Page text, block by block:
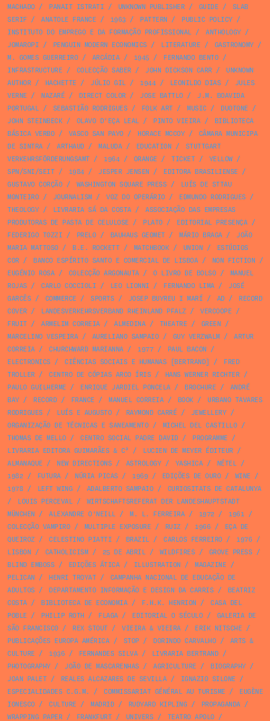
MACHADO/ PANAIT ISTRATI / UNKNOWN PUBLISHER/ GUIDE /
SLAB
SERIF / ANATOLE FRANCE / 1963 / PATTERN / PUBLIC POLICY/
INSTITUTO DO EMPREGO E DA FORMAÇÃO PROFISSIONAL/ ANTHOLOGY/
JOMAROPI / PENGUIN MODERN ECONOMICS / LITERATURE / GASTRONOMY/
M. GOMES GUERREIRO/ ARCÁDIA/ 1945 / FERNANDO BENTO/
INFRASTRUCTURE / COLECÇÃO SABER/ JOHN DICKSON CARR/
UNKNOWN
AUTHOR/ HACHETTE / JÚLIO GIL/ 1944/ LEONILDO DIAS /
JULES
VERNE / NAZARÉ / DIRECT COLOR/ JOSE BATTLO/
J.M. BOAVIDA
PORTUGAL/ SEBASTIÃO RODRIGUES / FOLK ART/ MUSIC / DUOTONE /
JOHN STEINBECK/ OLAVO D’EÇA LEAL/ PINTO VIEIRA/
BIBLIOTECA
BÁSICA VERBO/ VASCO SAN PAYO/ HORACE MCCOY/
CÂMARA MUNICIPA
DE SINTRA/ ARTHAUD/ MALUDA/ EDUCATION /
STUTTGART
VERKEHRSFÖRDERUNGSAMT/ 1964/ ORANGE / TICKET/ YELLOW/
SPN/SNI/SEIT/ 1984/ JESPER JENSEN / EDITORA BRASILIENSE /
GUSTAVO CORÇÃO/ WASHINGTON SQUARE PRESS /
LUÍS DE STTAU
MONTEIRO/ JOURNALISM/ VOZ DO OPERÁRIO/ EDMUNDO RODRIGUES /
THEOLOGY/ LIVRARIA SÁ DA COSTA/
ASSOCIAÇÃO DAS EMPRESAS
PRODUTORAS DE PASTA DE CELULOSE / PLATO/ EDITORIAL PRESENÇA/
FEDERIGO TOZZI / PRELO/ BAUHAUS GEOMET/ MÁRIO BRAGA/
JOÃO
MARIA MATTOSO/ B.E. ROCKETT/ MATCHBOOK/ UNION /
ESTÚDIOS
COR/ BANCO ESPÍRITO SANTO E COMERCIAL DE LISBOA/ NON FICTION /
EUGÉNIO ROSA/ COLECÇÃO ARGONAUTA/ O LIVRO DE BOLSO/
MANUEL
ROJAS / CARLO COCCIOLI / LEO LIONNI / FERNANDO LIMA/
JOSÉ
GARCÊS / COMMERCE / SPORTS / JOSEP BUYREU I MARÍ / AD/
RECORD
COVER/ LANDESVERKEHRSVERBAND RHEINLAND PFALZ / VERCOOPE /
FRUIT/ ARMELIM CORREIA/ ALMEDINA/ THEATRE / GREEN /
MARCELINO VESPEIRA/ AURELIANO SAMPAIO/ GUY VERZWALM/
ARTUR
CORREIA/ CHURCHWARD MARIANNA/ 1977/ PAUL BACON /
ELECTRONICS / CIÊNCIAS SOCIAIS E HUMANAS [BERTRAND] /
FRED
TROLLER/ CENTRO DE CÓPIAS ARCO ÍRIS / HANS WERNER RICHTER/
PAULO GUILHERME / ENRIQUE JARDIEL PONCELA/ BROCHURE /
ANDRÉ
BAY/ RECORD/ FRANCE / MANUEL CORREIA/ BOOK/
URBANO TAVARES
RODRIGUES / LUÍS E AUGUSTO/ RAYMOND CARRÉ / JEWELLERY/
ORGANIZAÇÃO DE TÉCNICAS E SANEAMENTO/ MICHEL DEL CASTILLO/
THOMAS DE MELLO/ CENTRO SOCIAL PADRE DAVID/ PROGRAMME /
LIVRARIA EDITORA GUIMARÃES & Cª / LUCIEN DE MEYER ÉDITEUR/
ALMANAQUE / NEW DIRECTIONS / ASTROLOGY/ YASHICA/ NÉTEL/
1982 / FUTURA/ NÚRIA PICAS / 1969 / EDIÇÕES DE OURO/ WINE /
1978 / LEFT WING / ADALBERTO SAMPAIO/
CURIOSITATS DE CATALUNYA
/
LOUIS PERCEVAL/
WIRTSCHAFTSREFERAT DER LANDESHAUPTSTADT
MÜNCHEN / ALEXANDRE O'NEILL/ M. L. FERREIRA/ 1972 / 1961 /
COLECÇÃO VAMPIRO/ MULTIPLE EXPOSURE / RUIZ / 1966 /
EÇA DE
QUEIROZ / CELESTINO PIATTI / BRAZIL/ CARLOS FERREIRO/ 1976 /
LISBON / CATHOLICISM/ 25 DE ABRIL/ WILDFIRES / GROVE PRESS /
BLIND EMBOSS / EDIÇÕES ÁTICA/ ILLUSTRATION / MAGAZINE /
PELICAN / HENRI TROYAT/
CAMPANHA NACIONAL DE EDUCAÇÃO DE
ADULTOS / DEPARTAMENTO INFORMAÇÃO E DESIGN DA CARRIS /
BEATRIZ
COSTA/ BIBLIOTECA DE ECONOMIA/ F.H.K. HENRION /
CASA DEL
POBLE / PHILIP ROTH / FLAGA/ EDITORIAL O SÉCULO/
GALERIA DE
SÃO FRANCISCO/ REX STOUT/ VIEIRA & VIEIRA/ ERIK NITSCHE /
PUBLICAÇÕES EUROPA AMÉRICA/ STOP/ DORINDO CARVALHO/
ARTS &
CULTURE / 1936 / FERNANDES SILVA/ LIVRARIA BERTRAND/
PHOTOGRAPHY/ JOÃO DE MASCARENHAS / AGRICULTURE / BIOGRAPHY/
JOAN PALET/ REALES ALCAZARES DE SEVILLA/ IGNAZIO SILONE /
ESPECIALIDADES C.G.M. / COMMISSARIAT GÉNÉRAL AU TURISME /
EUGÈNE
IONESCO/ CULTURE / MADRID/ RUDYARD KIPLING / PROPAGANDA/
WRAPPING PAPER/ FRANKFURT/ UNIVERS / TEATRO APOLO/